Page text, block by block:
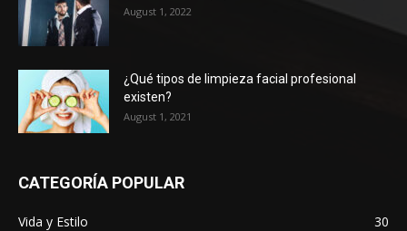
August 1, 2022
¿Qué tipos de limpieza facial profesional
existen?
August 1, 2021
CATEGORÍA POPULAR
Vida y Estilo
30